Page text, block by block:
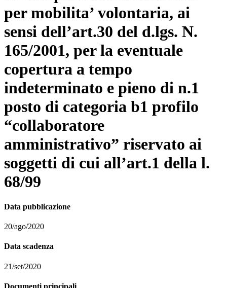
per mobilita’ volontaria, ai
sensi dell’art.30 del d.lgs. N.
165/2001, per la eventuale
copertura a tempo
indeterminato e pieno di n.1
posto di categoria b1 profilo
“collaboratore
amministrativo” riservato ai
soggetti di cui all’art.1 della l.
68/99
Data pubblicazione
20/ago/2020
Data scadenza
21/set/2020
Documenti principali